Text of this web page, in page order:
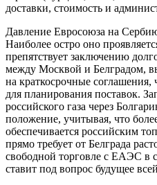
доставки, стоимость и
Давление Евросоюза на
Наиболее остро оно
препятствует заключению
между Москвой и Белградом,
на краткосрочные соглашения,
для планирования поставок.
российского газа через
положение, учитывая, что
обеспечивается российским
прямо требует от Белграда
свободной торговле с ЕАЭС в
ставит под вопрос будущее